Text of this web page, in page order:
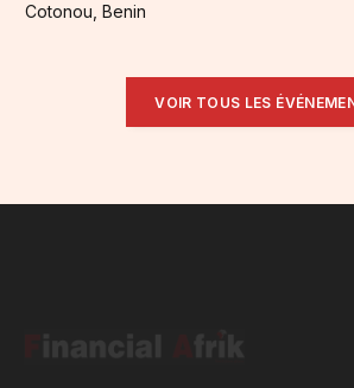
Cotonou, Benin
VOIR TOUS LES